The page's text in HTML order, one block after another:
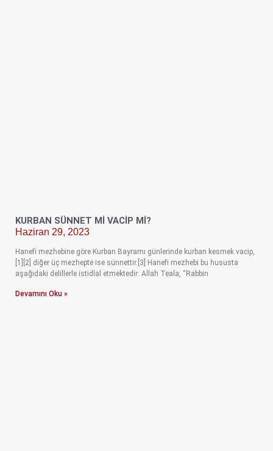
KURBAN SÜNNET MI VACIP MI?
Haziran 29, 2023
Hanefi mezhebine göre Kurban Bayramı günlerinde kurban kesmek vacip,
[1][2] diğer üç mezhepte ise sünnettir.[3] Hanefi mezhebi bu hususta
aşağıdaki delillerle istidlal etmektedir: Allah Teala, “Rabbin
Devamını Oku »